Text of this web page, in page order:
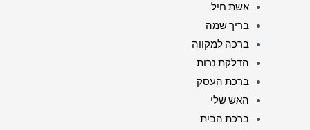
אשת חיל
בריך שמה
ברכה למקווה
הדלקת נרות
ברכת העסק
האש שלי
ברכת הבית